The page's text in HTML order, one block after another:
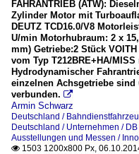
FAHRANTRIEB (ATW):
Zylinder Motor mit
DEUTZ TCD16.0/V8
U/min Motorhubraum: 2 x
mm) Getriebe:2 Stück
vom Typ T212BRE+HA/
Hydrodynamischer
einzelnen Achsgetriebe
verbunden. 
Armin Schwarz
Deutschland /
Deutschland / Unternehmen / DB
Ausstellungen und Messen /
 1503 1200x800 Px,